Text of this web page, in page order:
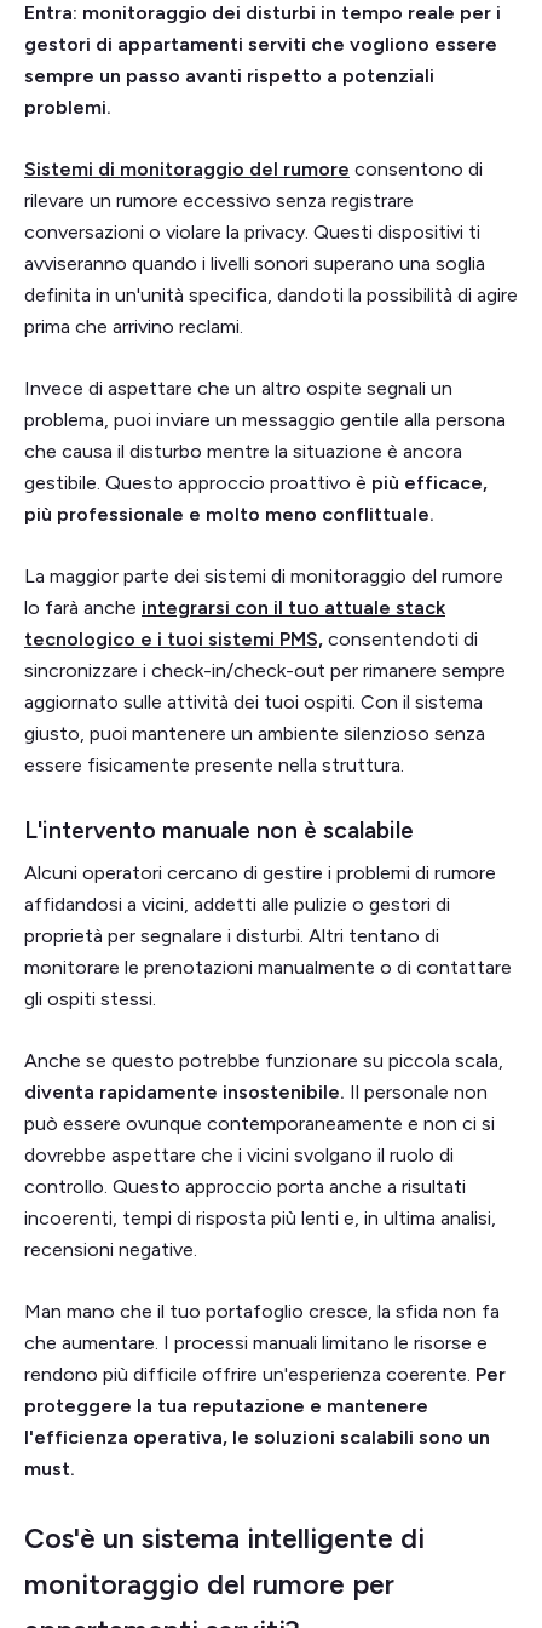
Entra: monitoraggio dei disturbi in tempo reale per i
gestori di appartamenti serviti che vogliono essere
sempre un passo avanti rispetto a potenziali
problemi.
Sistemi di monitoraggio del rumore consentono di
rilevare un rumore eccessivo senza registrare
conversazioni o violare la privacy. Questi dispositivi ti
avviseranno quando i livelli sonori superano una soglia
definita in un'unità specifica, dandoti la possibilità di agire
prima che arrivino reclami.
Invece di aspettare che un altro ospite segnali un
problema, puoi inviare un messaggio gentile alla persona
che causa il disturbo mentre la situazione è ancora
gestibile. Questo approccio proattivo è più efficace,
più professionale e molto meno conflittuale.
La maggior parte dei sistemi di monitoraggio del rumore
lo farà anche integrarsi con il tuo attuale stack
tecnologico e i tuoi sistemi PMS, consentendoti di
sincronizzare i check-in/check-out per rimanere sempre
aggiornato sulle attività dei tuoi ospiti. Con il sistema
giusto, puoi mantenere un ambiente silenzioso senza
essere fisicamente presente nella struttura.
L'intervento manuale non è scalabile
Alcuni operatori cercano di gestire i problemi di rumore
affidandosi a vicini, addetti alle pulizie o gestori di
proprietà per segnalare i disturbi. Altri tentano di
monitorare le prenotazioni manualmente o di contattare
gli ospiti stessi.
Anche se questo potrebbe funzionare su piccola scala,
diventa rapidamente insostenibile. Il personale non
può essere ovunque contemporaneamente e non ci si
dovrebbe aspettare che i vicini svolgano il ruolo di
controllo. Questo approccio porta anche a risultati
incoerenti, tempi di risposta più lenti e, in ultima analisi,
recensioni negative.
Man mano che il tuo portafoglio cresce, la sfida non fa
che aumentare. I processi manuali limitano le risorse e
rendono più difficile offrire un'esperienza coerente. Per
proteggere la tua reputazione e mantenere
l'efficienza operativa, le soluzioni scalabili sono un
must.
Cos'è un sistema intelligente di
monitoraggio del rumore per